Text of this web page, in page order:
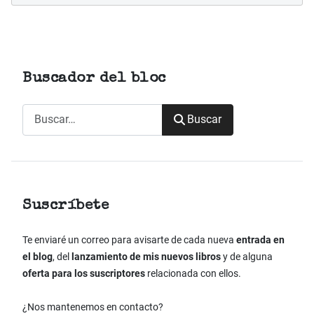
Buscador del bloc
Buscar
Suscríbete
Te enviaré un correo para avisarte de cada nueva entrada en
el blog, del lanzamiento de mis nuevos librosy de alguna
oferta para los suscriptores relacionada con ellos.
¿Nos mantenemos en contacto?